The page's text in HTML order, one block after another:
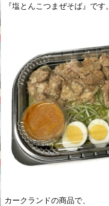
『塩とんこつまぜそば』です。
カークランドの商品で、